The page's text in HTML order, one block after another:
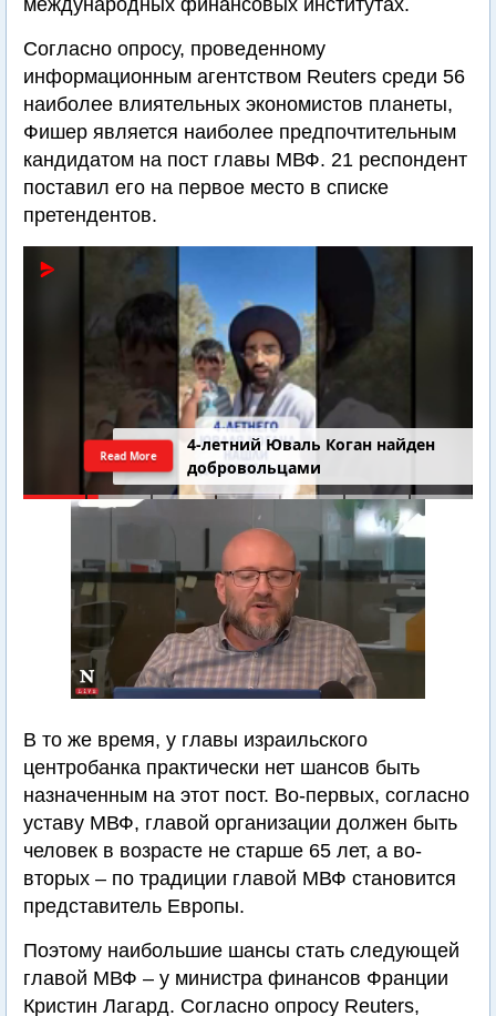
международных финансовых институтах.
Согласно опросу, проведенному
информационным агентством Reuters среди 56
наиболее влиятельных экономистов планеты,
Фишер является наиболее предпочтительным
кандидатом на пост главы МВФ. 21 респондент
поставил его на первое место в списке
претендентов.
4-летний Юваль Коган найден
добровольцами
Read More
В то же время, у главы израильского
центробанка практически нет шансов быть
назначенным на этот пост. Во-первых, согласно
уставу МВФ, главой организации должен быть
человек в возрасте не старше 65 лет, а во-
вторых – по традиции главой МВФ становится
представитель Европы.
Поэтому наибольшие шансы стать следующей
главой МВФ – у министра финансов Франции
Кристин Лагард. Согласно опросу Reuters,